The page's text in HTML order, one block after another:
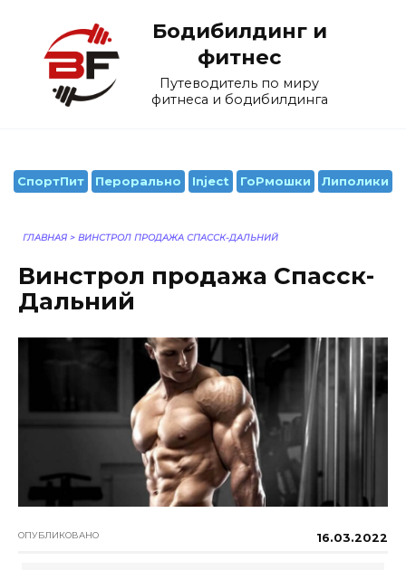
содержанию
Бодибилдинг и
фитнес
Путеводитель по миру
фитнеса и бодибилдинга
СпортПит Перорально Inject ГоРмошки Липолики
ГЛАВНАЯ > ВИНСТРОЛ ПРОДАЖА СПАССК-ДАЛЬНИЙ
Винстрол продажа Спасск-
Дальний
ОПУБЛИКОВАНО 16.03.2022